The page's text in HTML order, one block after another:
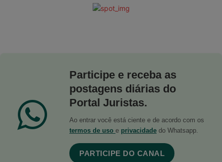
Participe e receba as
postagens diárias do
Portal Juristas.
Ao entrar você está ciente e de acordo com os
termos de uso e privacidade do Whatsapp.
PARTICIPE DO CANAL